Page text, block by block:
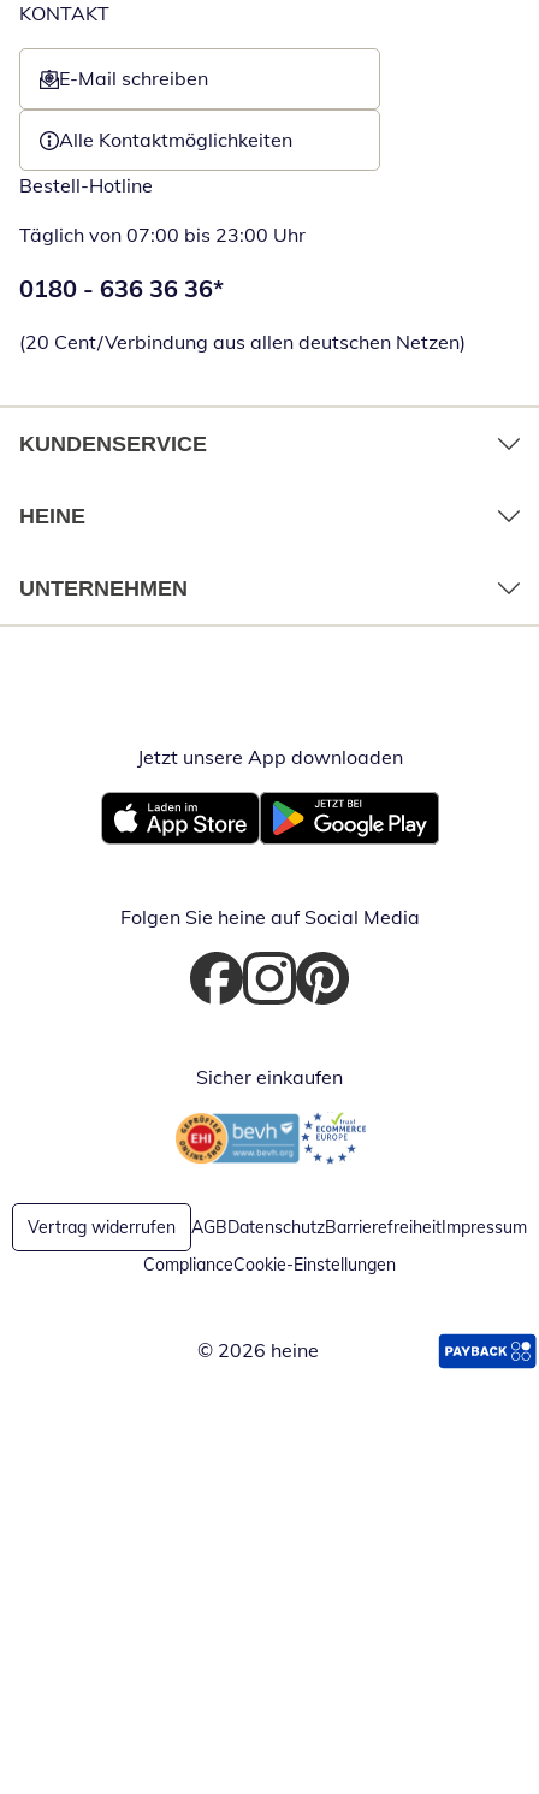
KONTAKT
E-Mail schreiben
Öffnet E-Mail-Client
Alle Kontaktmöglichkeiten
Bestell-Hotline
Täglich von 07:00 bis 23:00 Uhr
Telefonnummer:
0180 - 636 36 36*
(20 Cent/Verbindung aus allen deutschen Netzen)
KUNDENSERVICE
HEINE
UNTERNEHMEN
Jetzt unsere App downloadenÖffnet in
Öffnet in neuem FensterÖffnet in neuem Fenster
Folgen Sie heine auf Social Media
Öffnet in neuem Fenster
Öffnet in neuem Fenster
Öffnet in neuem Fenster
Sicher einkaufen
Öffnet in neuem FensterÖffnet in neuem Fenster
Vertrag widerrufen AGBDatenschutzBarrierefreiheitImpressum
ComplianceCookie-Einstellungen
© 2026 heine